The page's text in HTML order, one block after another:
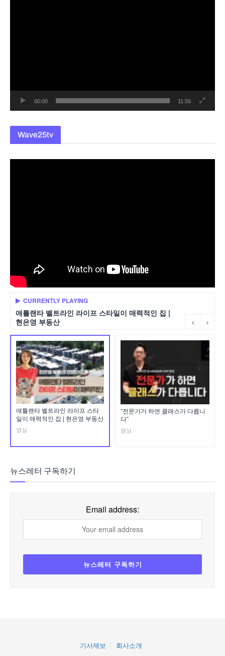
00:00 11:56
Wave25tv
CURRENTLY PLAYING
애틀랜타 벨트라인 라이프 스타일이 매력적인 집 |
현은영 부동산
애틀랜타 벨트라인 라이프 스타
일이 매력적인 집 | 현은영 부동산
영상
“전문가가 하면 클래스가 다릅니
다”
영상
뉴스레터 구독하기
Email address:
기사제보 회사소개